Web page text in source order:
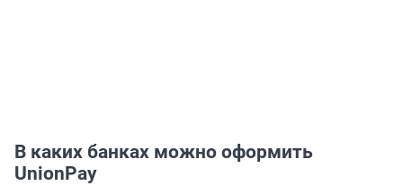
В каких банках можно оформить
UnionPay